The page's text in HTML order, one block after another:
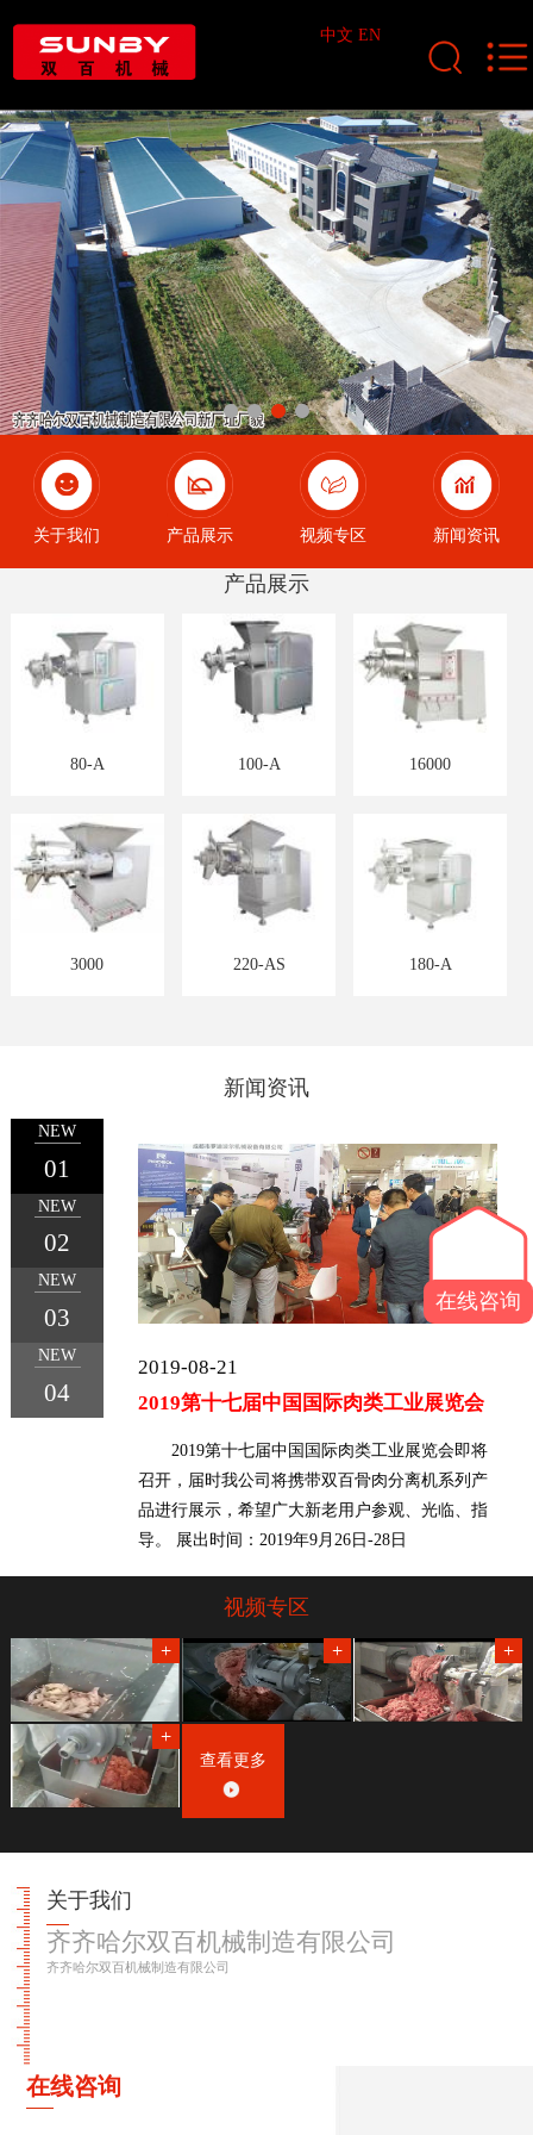
中文 EN
1 2 3 4
关于我们 产品展示 视频专区 新闻资讯
产品展示
80-A 100-A 16000
3000 220-AS 180-A
新闻资讯
NEW
01
NEW
02
NEW
03
NEW
04
2019-08-21
2019第十七届中国国际肉类工业展览会
2019第十七届中国国际肉类工业展览会即将
召开，届时我公司将携带双百骨肉分离机系列产
品进行展示，希望广大新老用户参观、光临、指
导。 展出时间：2019年9月26日-28日
视频专区
查看更多
关于我们
齐齐哈尔双百机械制造有限公司
齐齐哈尔双百机械制造有限公司
在线咨询
在线咨询